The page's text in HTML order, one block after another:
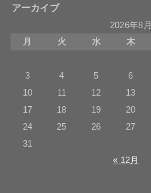
アーカイブ
2026年8月
月
火 水 木
3
4 5 6
10
11 12 13
17
18 19 20
24
25 26 27
31
« 12月